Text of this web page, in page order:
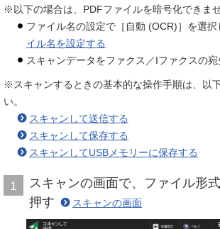
※以下の場合は、PDFファイルを暗号化できませ
ファイル名の設定で［自動 (OCR)］を選択
イル名を設定する
スキャンデータをファクス／Iファクスの
※スキャンするときの基本的な操作手順は、以
い。
スキャンして送信する
スキャンして保存する
スキャンしてUSBメモリーに保存する
1
スキャンの画面で、ファイル形
押す
スキャンの画面